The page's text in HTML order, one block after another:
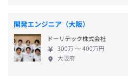
内エンジニア50名で構成されてい
・慶弔休暇
開発エンジニア（大阪）
ドーリテック株式会社
300万 〜 400万円
大阪府